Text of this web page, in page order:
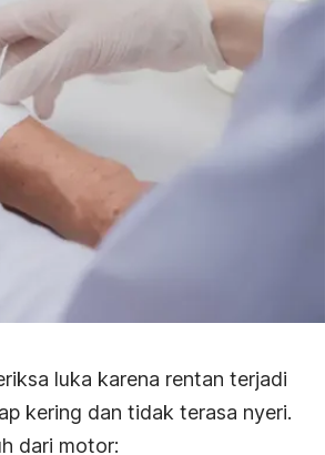
luka karena rentan terjadi
kering dan tidak terasa nyeri.
dari motor: